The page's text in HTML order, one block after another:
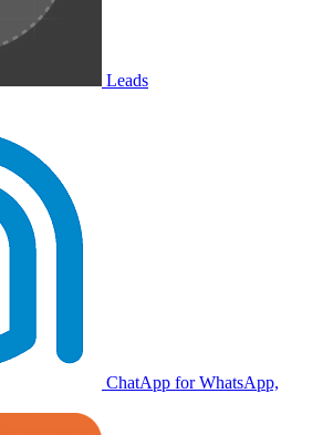
Leads
ChatApp for WhatsApp,